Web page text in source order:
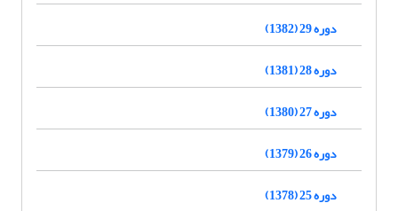
دوره 29 (1382)
دوره 28 (1381)
دوره 27 (1380)
دوره 26 (1379)
دوره 25 (1378)